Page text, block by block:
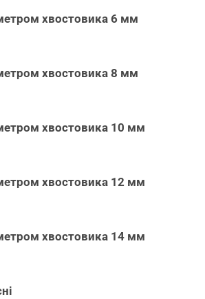
хвостовика 6 мм
хвостовика 8 мм
хвостовика 10 мм
хвостовика 12 мм
хвостовика 14 мм